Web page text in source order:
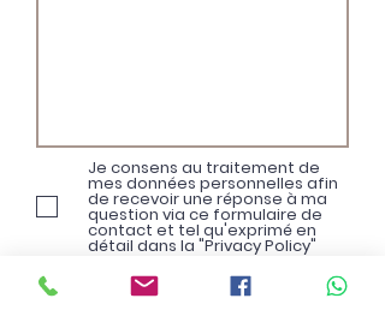
Je consens au traitement de
mes données personnelles afin
de recevoir une réponse à ma
question via ce formulaire de
contact et tel qu'exprimé en
détail dans la "Privacy Policy"
Privacy Policy